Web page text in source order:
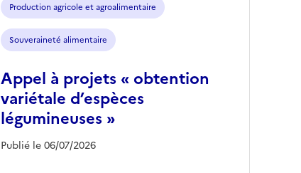
Production agricole et agroalimentaire
Souveraineté alimentaire
Appel à projets « obtention
variétale d’espèces
légumineuses »
Publié le 06/07/2026